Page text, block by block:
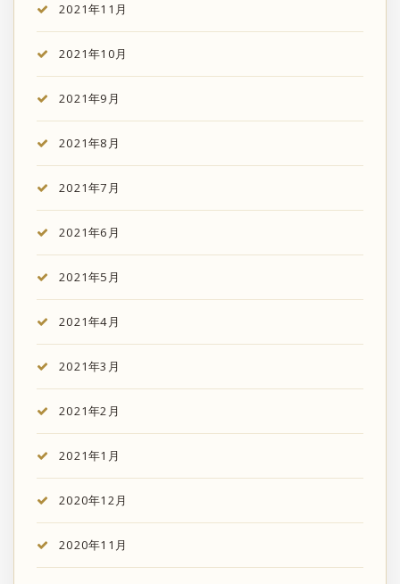
2021年11月
2021年10月
2021年9月
2021年8月
2021年7月
2021年6月
2021年5月
2021年4月
2021年3月
2021年2月
2021年1月
2020年12月
2020年11月